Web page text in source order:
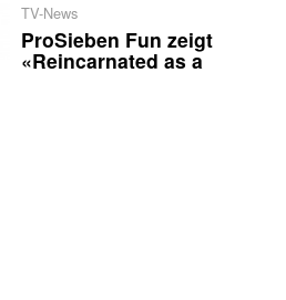
TV-News
ProSieben Fun zeigt
«Reincarnated as a